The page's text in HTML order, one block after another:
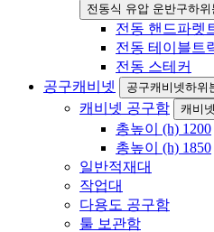
전동식 유압 운반구하위
전동 핸드파렛
전동 테이블트
전동 스테커
공구캐비넷
공구캐비넷하위
캐비넷 공구함 캐비
총높이 (h) 1200
총높이 (h) 1850
일반적재대
작업대
다용도 공구함
툴 보관함